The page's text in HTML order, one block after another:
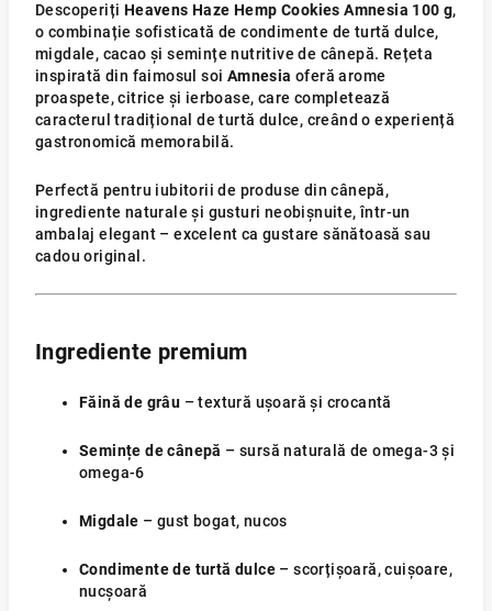
Descoperiți Heavens Haze Hemp Cookies Amnesia 100 g,
o combinație sofisticată de condimente de turtă dulce,
migdale, cacao și semințe nutritive de cânepă. Rețeta
inspirată din faimosul soi Amnesia oferă arome
proaspete, citrice și ierboase, care completează
caracterul tradițional de turtă dulce, creând o experiență
gastronomică memorabilă.
Perfectă pentru iubitorii de produse din cânepă,
ingrediente naturale și gusturi neobișnuite, într-un
ambalaj elegant – excelent ca gustare sănătoasă sau
cadou original.
Ingrediente premium
Făină de grâu – textură ușoară și crocantă
Semințe de cânepă – sursă naturală de omega-3 și
omega-6
Migdale – gust bogat, nucos
Condimente de turtă dulce – scorțișoară, cuișoare,
nucșoară